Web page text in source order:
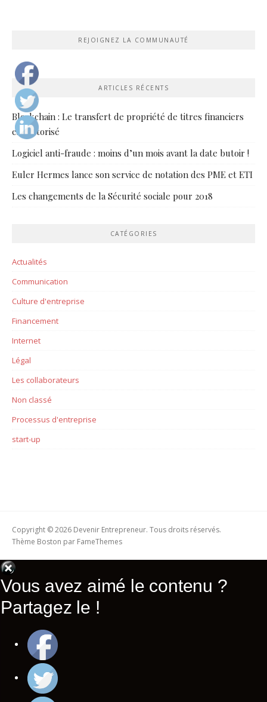
REJOIGNEZ LA COMMUNAUTÉ
ARTICLES RÉCENTS
Blockchain : Le transfert de propriété de titres financiers
est autorisé
Logiciel anti-fraude : moins d’un mois avant la date butoir !
Euler Hermes lance son service de notation des PME et ETI
Les changements de la Sécurité sociale pour 2018
CATÉGORIES
Actualités
Communication
Culture d'entreprise
Financement
Internet
Légal
Les collaborateurs
Non classé
Processus d'entreprise
start-up
Copyright © 2026 Devenir Entrepreneur. Tous droits réservés.
Thème Boston par FameThemes
Vous avez aimé le contenu ?
Partagez le !